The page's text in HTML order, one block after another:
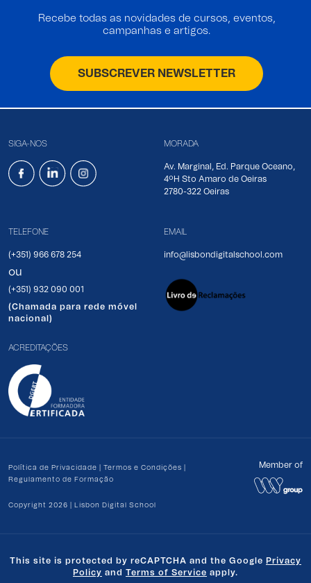
Recebe todas as novidades de cursos, eventos,
campanhas e artigos.
SUBSCREVER NEWSLETTER
SIGA-NOS MORADA
Av. Marginal, Ed. Parque Oceano,
4ºH Sto Amaro de Oeiras
2780-322 Oeiras
TELEFONE
(+351) 966 678 254
ou
(+351) 932 090 001
(Chamada para rede móvel
nacional)
EMAIL
info@lisbondigitalschool.com
ACREDITAÇÕES
Política de Privacidade Termos e Condições
Regulamento de Formação
Copyright 2026 | Lisbon Digital School
Member of
This site is protected by reCAPTCHA and the Google Privacy
Policy and Terms of Service apply.